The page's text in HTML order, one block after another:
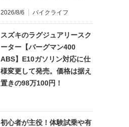
2026/8/6 バイクライフ
スズキのラグジュアリースク
ーター【バーグマン400
ABS】E10ガソリン対応に仕
様変更して発売。価格は据え
置きの98万100円！
初心者が主役！体験試乗や有